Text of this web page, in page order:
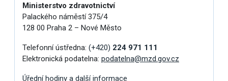
Ministerstvo zdravotnictví
Palackého náměstí 375/4
128 00 Praha 2 – Nové Město
Telefonní ústředna: (+420) 224 971 111
Elektronická podatelna: podatelna@mzd.gov.cz
Úřední hodiny a další informace